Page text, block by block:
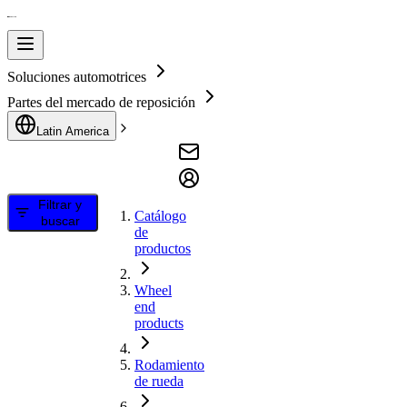
Soluciones automotrices
Partes del mercado de reposición
Latin America
Filtrar y
buscar
Catálogo
de
productos
Wheel
end
products
Rodamiento
de rueda